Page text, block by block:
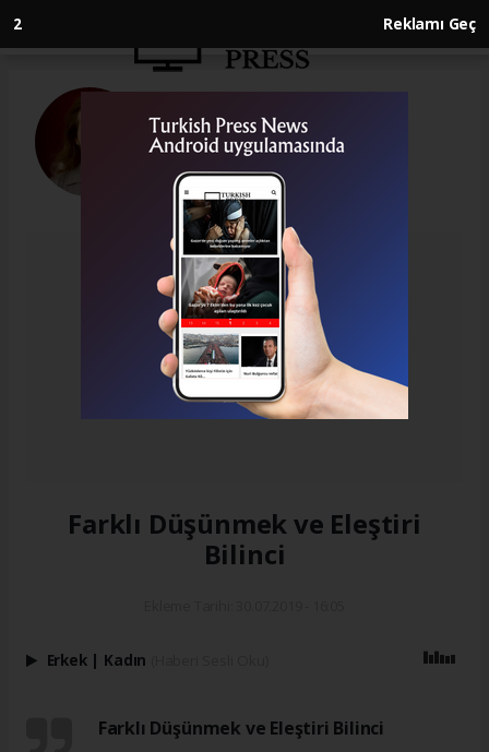
1 Reklamı Geç
Ziya Gündüz
gunduzziya82@gmail.com
Farklı Düşünmek ve Eleştiri
Bilinci
Erkek | Kadın
Farklı Düşünmek ve Eleştiri Bilinci